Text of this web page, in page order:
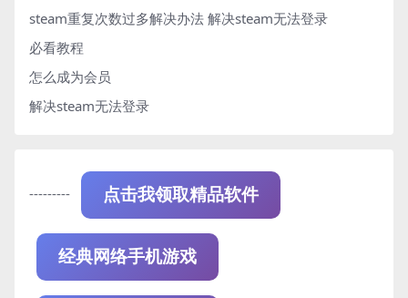
steam重复次数过多解决办法 解决steam无法登录
必看教程
怎么成为会员
解决steam无法登录
--------- 点击我领取精品软件
经典网络手机游戏